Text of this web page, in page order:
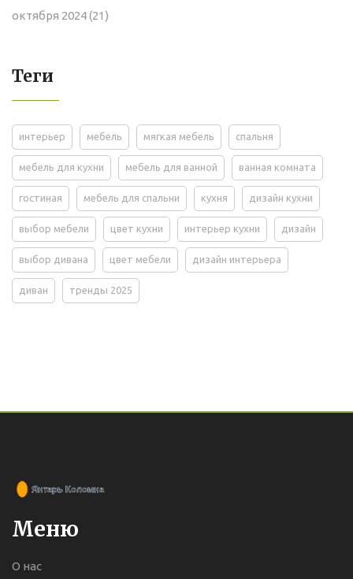
октября 2024(21)
Теги
интерьер мебель мягкая мебель спальня
мебель для кухни мебель для ванной ванная комната
гостиная мебель для спальни кухня дизайн кухни
выбор мебели цвет кухни интерьер кухни дизайн
выбор дивана цвет мебели дизайн интерьера
диван тренды 2025
Меню
О нас